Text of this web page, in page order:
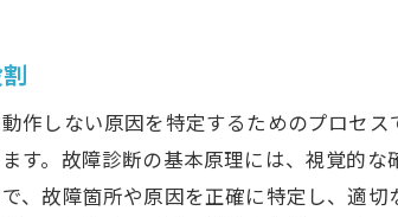
故障の兆候を見逃さ
迅速診断のためのデ
現場で使える簡易診
作しない原因を特定するためのプロセ
す。故障診断の基本原理には、視覚的
、故障箇所や原因を正確に特定し、適